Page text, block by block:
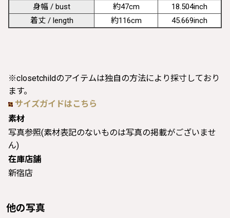
身幅 / bust
約47cm
18.504inch
着丈 / length
約116cm 45.669inch
※closetchildのアイテムは独自の方法により採寸しており
ます。
サイズガイドはこちら
素材
写真参照(素材表記のないものは写真の掲載がございませ
ん)
在庫店舗
新宿店
他の写真